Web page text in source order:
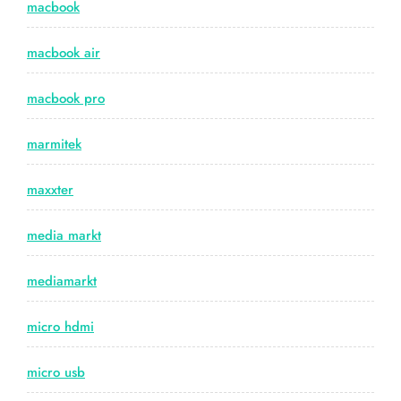
macbook
macbook air
macbook pro
marmitek
maxxter
media markt
mediamarkt
micro hdmi
micro usb